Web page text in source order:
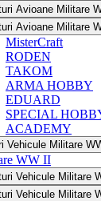
Avioane Militare
Avioane Militare
MisterCraft
RODEN
TAKOM
ARMA HOBBY
EDUARD
SPECIAL
ACADEMY
Vehicule Militare
WW II
Vehicule Militare
Vehicule Militare